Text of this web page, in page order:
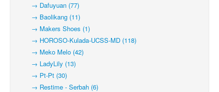
→ Dafuyuan (77)
→ Baolikang (11)
→ Makers Shoes (1)
→ HOROSO-Kulada-UCSS-MD (118)
→ Meko Melo (42)
→ LadyLily (13)
→ Pt-Pt (30)
→ Restime - Serbah (6)